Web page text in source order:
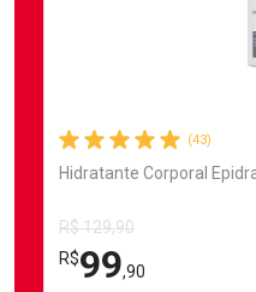
(43)
Hidratante Corporal
R$ 129,90
R$99,90